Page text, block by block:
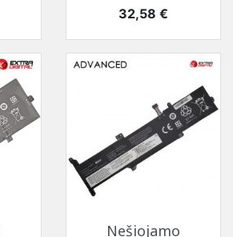
Kaina
32,58 €
Nešiojamo